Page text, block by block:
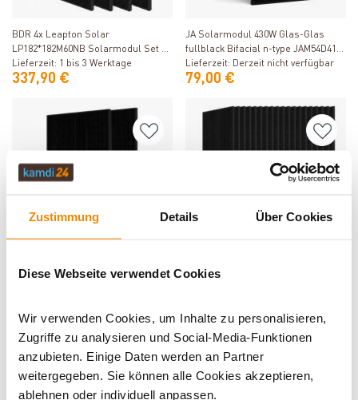
Zustimmung Details Über Cookies
Diese Webseite verwendet Cookies
Wir verwenden Cookies, um Inhalte zu personalisieren,
Zugriffe zu analysieren und Social-Media-Funktionen
anzubieten. Einige Daten werden an Partner
weitergegeben. Sie können alle Cookies akzeptieren,
ablehnen oder individuell anpassen.
Produkt ansehen
BDR 4x Leapton Solar
LP182*182M60NB Solarmodul Set –
N-Type TOPCon Dual Glass
Lieferzeit: 1 bis 3 Werktage
337,90 €
Produkt ansehen
JA Solarmodul 430W Glas-Glas
fullblack Bifacial n-type JAM54D41-
430/GB
Lieferzeit: Derzeit nicht verfügbar
79,00 €
Yuma 2x Sunpro SPDG500-N108R12
184,90 €
BDR 36x Leapton Solar
2.699,00 €